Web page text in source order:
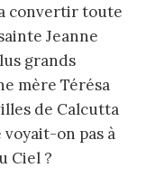
convertir toute
Jeanne
grands
mère Térésa
de Calcutta
on pas à
Ciel ?